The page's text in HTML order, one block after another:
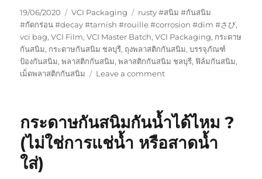
Posted
on
19/06/2020 Categories
VCI Packaging Tags
rusty #สนิม #กันสนิม
#กัดกร่อน #decay #tarnish #rouille #corrosion #dim #さび,
vci bag,VCI Film,VCI Master Batch,VCI Packaging, กระดาษ
กันสนิม, กระดาษกันสนิม ชลบุรี, ถุงพลาสติกกันสนิม,บรรจุภัณฑ์
ป้องกันสนิม,พลาสติกกันสนิม,พลาสติกกันสนิม ชลบุรี, ฟิล์มกันสนิม,
เม็ดพลาสติกกันสนิม
Leave a commenton
สนิม
แต่ละ
กระดาษกันสนิมกันน้ำได้ไหม ?
(ไม่ใช่การแช่น้ำ หรือสาดน้ำ
ใส่)